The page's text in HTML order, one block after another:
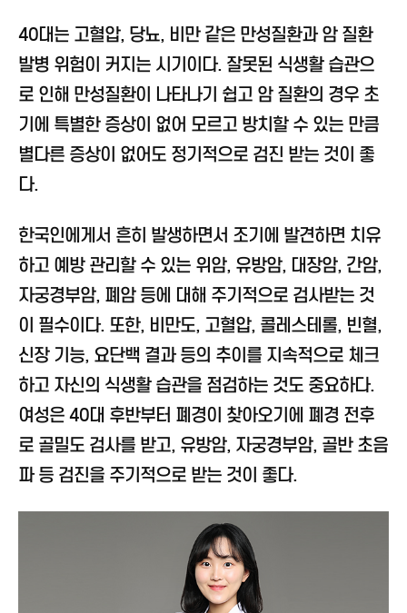
40대는 고혈압, 당뇨, 비만 같은 만성질환과 암 질환
발병 위험이 커지는 시기이다. 잘못된 식생활 습관으
로 인해 만성질환이 나타나기 쉽고 암 질환의 경우 초
기에 특별한 증상이 없어 모르고 방치할 수 있는 만큼
별다른 증상이 없어도 정기적으로 검진 받는 것이 좋
다.
한국인에게서 흔히 발생하면서 조기에 발견하면 치유
하고 예방 관리할 수 있는 위암, 유방암, 대장암, 간암,
자궁경부암, 폐암 등에 대해 주기적으로 검사받는 것
이 필수이다. 또한, 비만도, 고혈압, 콜레스테롤, 빈혈,
신장 기능, 요단백 결과 등의 추이를 지속적으로 체크
하고 자신의 식생활 습관을 점검하는 것도 중요하다.
여성은 40대 후반부터 폐경이 찾아오기에 폐경 전후
로 골밀도 검사를 받고, 유방암, 자궁경부암, 골반 초음
파 등 검진을 주기적으로 받는 것이 좋다.